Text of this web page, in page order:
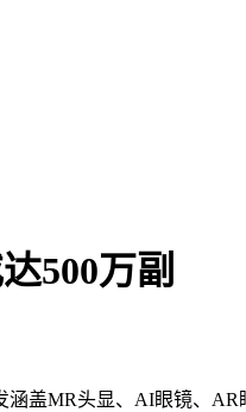
500万副
MR头显、AI眼镜、AR